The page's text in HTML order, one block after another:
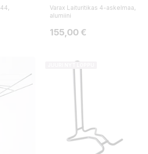
Varax Laituritikas 4-askelmaa,
alumiini
Hinta
155,00 €